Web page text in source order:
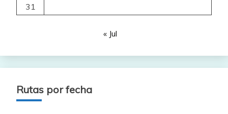
31
« Jul
Rutas por fecha